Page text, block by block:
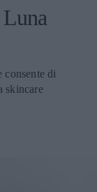
consente di
skincare